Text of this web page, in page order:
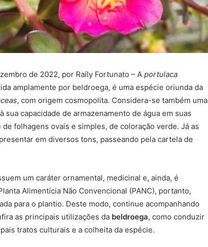
de 2022, por Raíly Fortunato – A portulaca
amplamente por beldroega, é uma espécie oriunda da
, com origem cosmopolita. Considera-se também uma
sua capacidade de armazenamento de água em suas
folhagens ovais e simples, de coloração verde. Já as
em diversos tons, passeando pela cartela de
um caráter ornamental, medicinal e, ainda, é
Alimentícia Não Convencional (PANC), portanto,
para o plantio. Deste modo, continue acompanhando
as principais utilizações da beldroega, como conduzir
tratos culturais e a colheita da espécie.